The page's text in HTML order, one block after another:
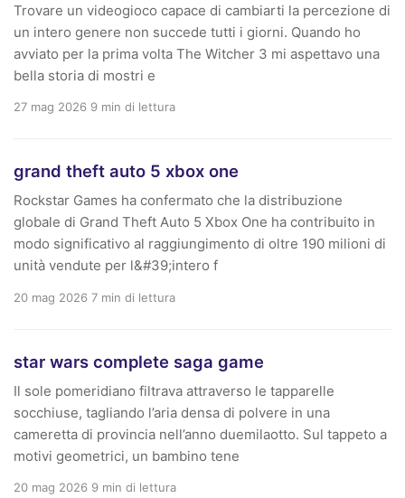
Trovare un videogioco capace di cambiarti la percezione di
un intero genere non succede tutti i giorni. Quando ho
avviato per la prima volta The Witcher 3 mi aspettavo una
bella storia di mostri e
27 mag 2026 9 min di lettura
grand theft auto 5 xbox one
Rockstar Games ha confermato che la distribuzione
globale di Grand Theft Auto 5 Xbox One ha contribuito in
modo significativo al raggiungimento di oltre 190 milioni di
unità vendute per l&#39;intero f
20 mag 2026 7 min di lettura
star wars complete saga game
Il sole pomeridiano filtrava attraverso le tapparelle
socchiuse, tagliando l’aria densa di polvere in una
cameretta di provincia nell’anno duemilaotto. Sul tappeto a
motivi geometrici, un bambino tene
20 mag 2026 9 min di lettura